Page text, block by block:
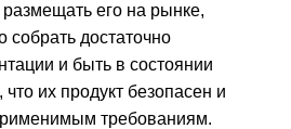
его на рынке,
собрать достаточно
и быть в состоянии
их продукт безопасен и
требованиям.